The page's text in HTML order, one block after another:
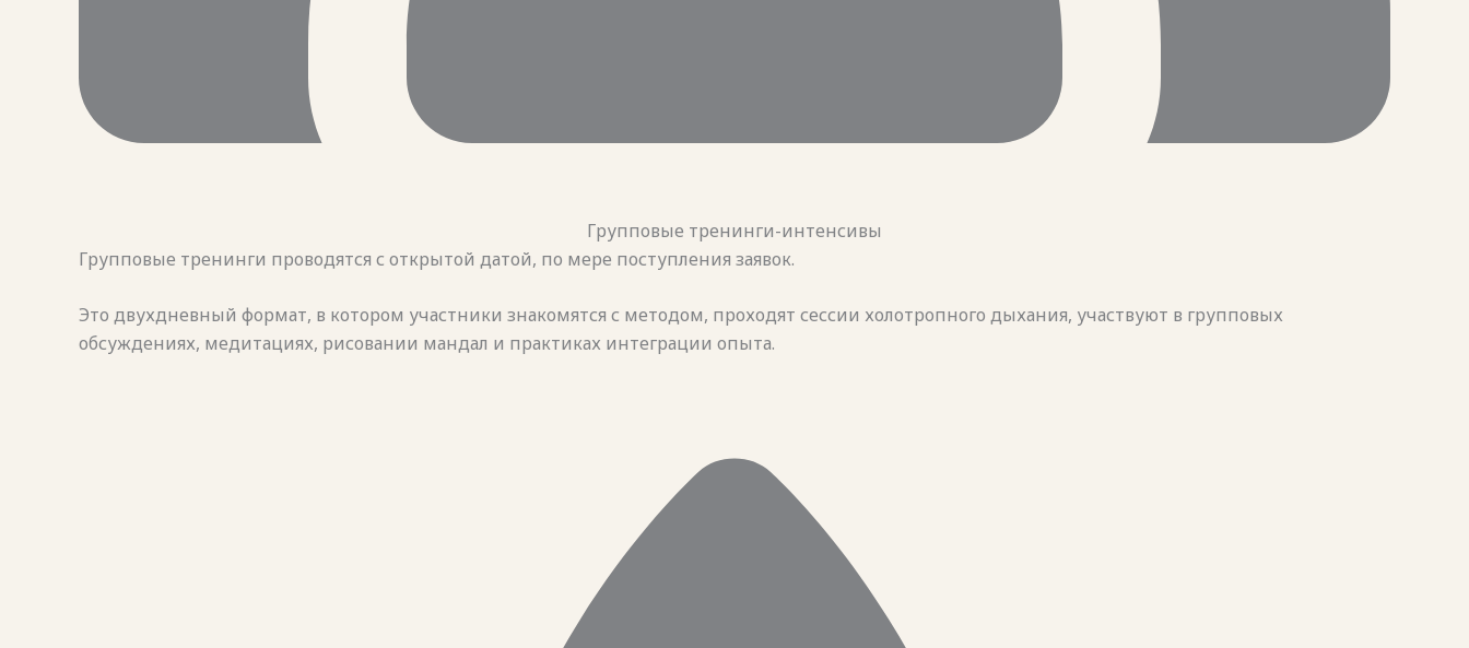
Групповые тренинги-интенсивы
Групповые тренинги проводятся с открытой датой, по мере поступления заявок.
Это двухдневный формат, в котором участники знакомятся с методом, проходят сессии холотропного дыхания, участвуют в групповых
обсуждениях, медитациях, рисовании мандал и практиках интеграции опыта.